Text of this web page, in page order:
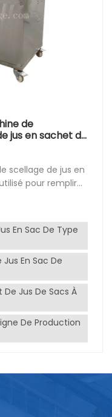
de
jus en sachet de
scellage de jus en
à des sacs
des sacs
courants de
sacs longs, les
de
en sac de forme
peut s'adapter à
formes
de
dans des sacs de
de jus dans
qualité
En Sac De Type
En Sac De
Jus De Sacs À
De Production